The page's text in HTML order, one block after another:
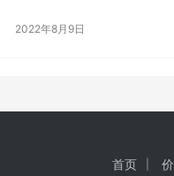
2022年8月9日
首页